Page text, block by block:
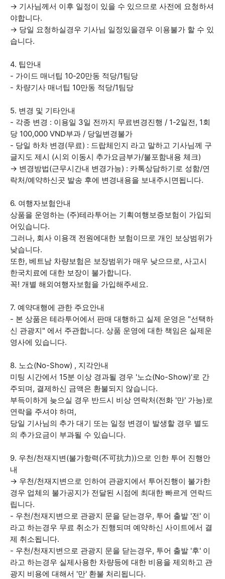
→ 기사님께서 이후 일정이 있을 수 있으므로 사전에 요청하셔
야합니다.
→ 당일 요청하실경우 기사님 일정있을경우 이용불가 할 수 있
습니다.
4. 팁안내
- 가이드 매너팁 10-20만동 적당/1팀당
- 차량기사 매너팁 10만동 적당/1팀당
5. 변경 및 기타안내
- 각종 변경 : 이용일 3일 전까지 무료변경진행 / 1-2일전, 1회
당 100,000 VND부과 / 당일변경불가
- 당일 하차 변경(무료) : 드랍체인지 라고 말하고 기사님께 구
글지도 제시 (시외 이동시 추가요금부가/불포함내용 체크)
→ 변경방법(근무시간내 변경가능) : 카톡상담하기로 성함/연
락처/예약하신곳 발송 후에 변경내용을 보내주시면됩니다.
6. 여행자보험안내
상품을 운영하는 (주)테라투어는 기획여행보증보험이 가입되
어있습니다.
그러나, 회사 이용객 전원에대한 보험이므로 개인 보상범위가
낮습니다.
또한, 베트남 차량보험은 보장범위가 매우 낮으므로, 사고시
한국치료에 대한 보장이 불가합니다.
꼭! 개별 해외여행자보험을 가입해주세요.
7. 예약대행에 관한 주요안내
- 본 상품은 테라투어에서 판매 대행하고 실제 운영은 "선택하
신 관광지" 에서 주관합니다. 상품 운영에 대한 책임은 실제운
영사에 있습니다.
8. 노쇼(No-Show) , 지각안내
미팅 시간에서 15분 이상 경과될 경우 '노쇼(No-Show)'로 간
주되며, 결제하신 금액은 환불되지 않습니다.
부득이하게 늦으실 경우 반드시 비상 연락처(전화 '만' 가능)로
연락을 주셔야 하며,
당일 기사님의 추가 대기 또는 일정 변경이 발생할 경우 별도
의 추가요금이 부과될 수 있습니다.
9. 우천/천재지변(불가항력(不可抗力))으로 인한 투어 진행안
내
→ 우천/천재지변으로 인하여 관광지에서 투어진행이 불가한
경우 업체의 불가공지가 전달된 시점에 최대한 빠르게 연락드
립니다.
- 우천/천재지변으로 관광지 문을 닫는경우, 투어 출발 '전' 이
라고 하는경우 무료 취소가 진행되며 예약하신 사이트에서 결
제 취소됩니다.
- 우천/천재지변으로 관광지 문을 닫는경우, 투어 출발 '후' 이
라고 하는경우 실제사용한 차량등에 대한 비용을 제외하고 관
광지 비용에 대해서 '만' 환불 처리됩니다.